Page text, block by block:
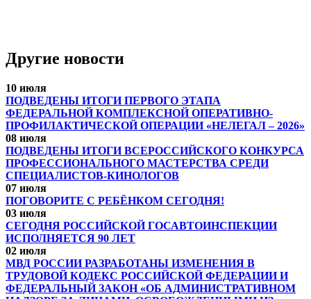
Другие новости
10 июля
ПОДВЕДЕНЫ ИТОГИ ПЕРВОГО ЭТАПА
ФЕДЕРАЛЬНОЙ КОМПЛЕКСНОЙ ОПЕРАТИВНО-
ПРОФИЛАКТИЧЕСКОЙ ОПЕРАЦИИ «НЕЛЕГАЛ – 2026»
08 июля
ПОДВЕДЕНЫ ИТОГИ ВСЕРОССИЙСКОГО КОНКУРСА
ПРОФЕССИОНАЛЬНОГО МАСТЕРСТВА СРЕДИ
СПЕЦИАЛИСТОВ-КИНОЛОГОВ
07 июля
ПОГОВОРИТЕ С РЕБЁНКОМ СЕГОДНЯ!
03 июля
СЕГОДНЯ РОССИЙСКОЙ ГОСАВТОИНСПЕКЦИИ
ИСПОЛНЯЕТСЯ 90 ЛЕТ
02 июля
МВД РОССИИ РАЗРАБОТАНЫ ИЗМЕНЕНИЯ В
ТРУДОВОЙ КОДЕКС РОССИЙСКОЙ ФЕДЕРАЦИИ И
ФЕДЕРАЛЬНЫЙ ЗАКОН «ОБ АДМИНИСТРАТИВНОМ